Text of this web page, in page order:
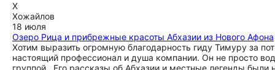
Х
Хожайлов
18 июля
Озеро Рица и прибрежные красоты Абхазии из Нового Афона
Хотим выразить огромную благодарность гиду Тимуру за
настоящий профессионал и душа компании. Он не просто
группой . Его рассказы об Абхазии и местные легенды